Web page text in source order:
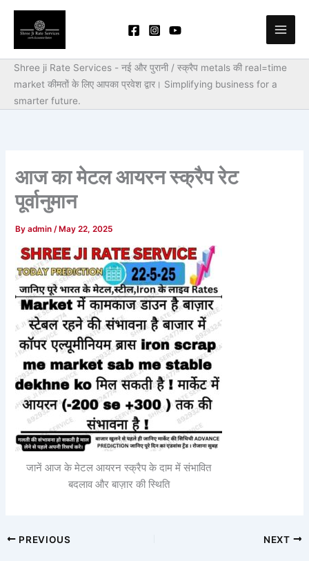
Skip
content
Shree ji Rate Services - नई और पुरानी / स्क्रैप metals की real=time
market कीमतों के लिए आपका प्रवेश द्वार। Simplifying business for a
smarter future.
आज का मेटल आयरन स्क्रैप रेट
पूर्वानुमान
Byadmin/ May 22, 2025
जानें आज के मेटल आयरन स्क्रैप के दाम में संभावित
बदलाव और बाज़ार की स्थिति
PREVIOUS NEXT